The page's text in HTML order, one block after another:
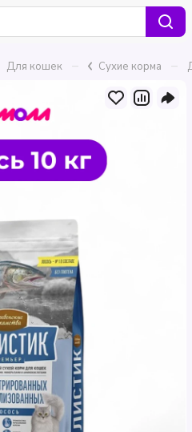
Для кошек – Сухие корма –